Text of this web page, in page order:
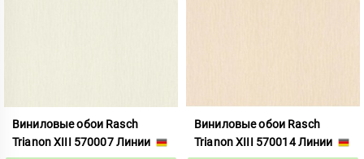
Виниловые обои Rasch
Trianon XIII 570007 Линии
Виниловые обои Rasch
Trianon XIII 570014 Линии